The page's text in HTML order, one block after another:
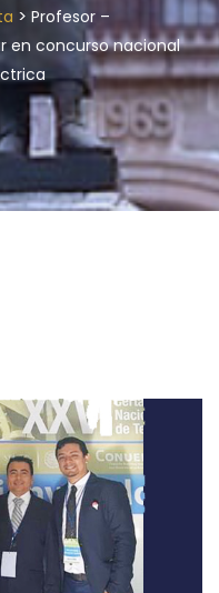
> Profesor –
en concurso nacional